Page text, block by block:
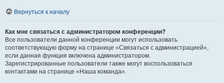
Вернуться к началу
Как мне связаться с администратором конференции?
Все пользователи данной конференции могут использовать
соответствующую форму на странице «Связаться с администрацией»,
если данная функция включена администратором.
Зарегистрированные пользователи также могут воспользоваться
контактами на странице «Наша команда».